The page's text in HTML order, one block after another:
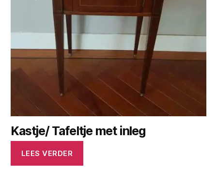
Kastje/ Tafeltje met inleg
LEES VERDER